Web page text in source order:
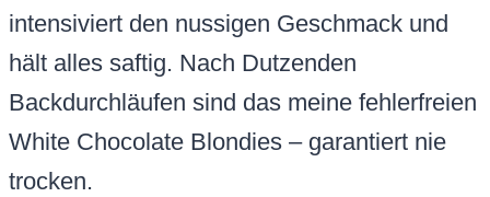
intensiviert den nussigen Geschmack und
hält alles saftig. Nach Dutzenden
Backdurchläufen sind das meine fehlerfreien
White Chocolate Blondies – garantiert nie
trocken.